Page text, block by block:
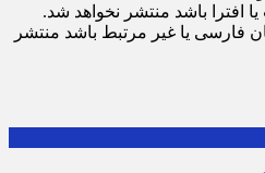
افترا باشد منتشر نخواهد شد.
فارسی یا غیر مرتبط باشد منتشر